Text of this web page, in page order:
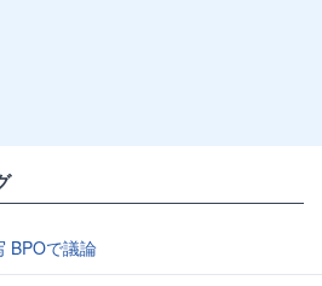
BPOで議論